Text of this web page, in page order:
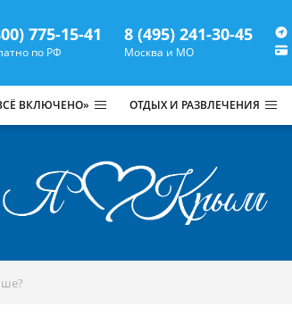
775-15-41
по РФ
8 (495) 241-30-45
Москва и МО
ВКЛЮЧЕНО» ОТДЫХ И РАЗВЛЕЧЕНИЯ